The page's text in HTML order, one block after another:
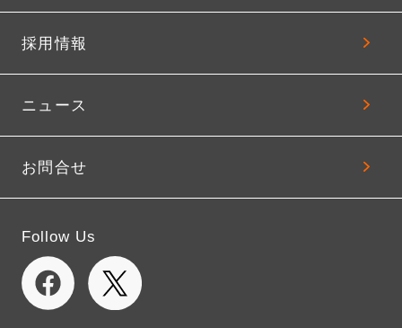
採用情報
ニュース
お問合せ
Follow Us